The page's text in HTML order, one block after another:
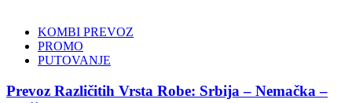
KOMBI PREVOZ
PROMO
PUTOVANJE
Prevoz Različitih Vrsta Robe: Srbija – Nemačka –